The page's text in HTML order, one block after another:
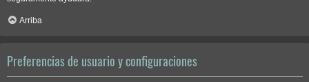
Arriba
Preferencias de usuario y configuraciones